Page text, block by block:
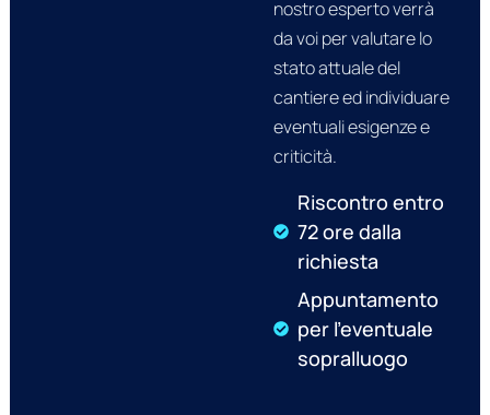
nostro esperto verrà
da voi per valutare lo
stato attuale del
cantiere ed individuare
eventuali esigenze e
criticità.
Riscontro entro
72 ore dalla
richiesta
Appuntamento
per l’eventuale
sopralluogo